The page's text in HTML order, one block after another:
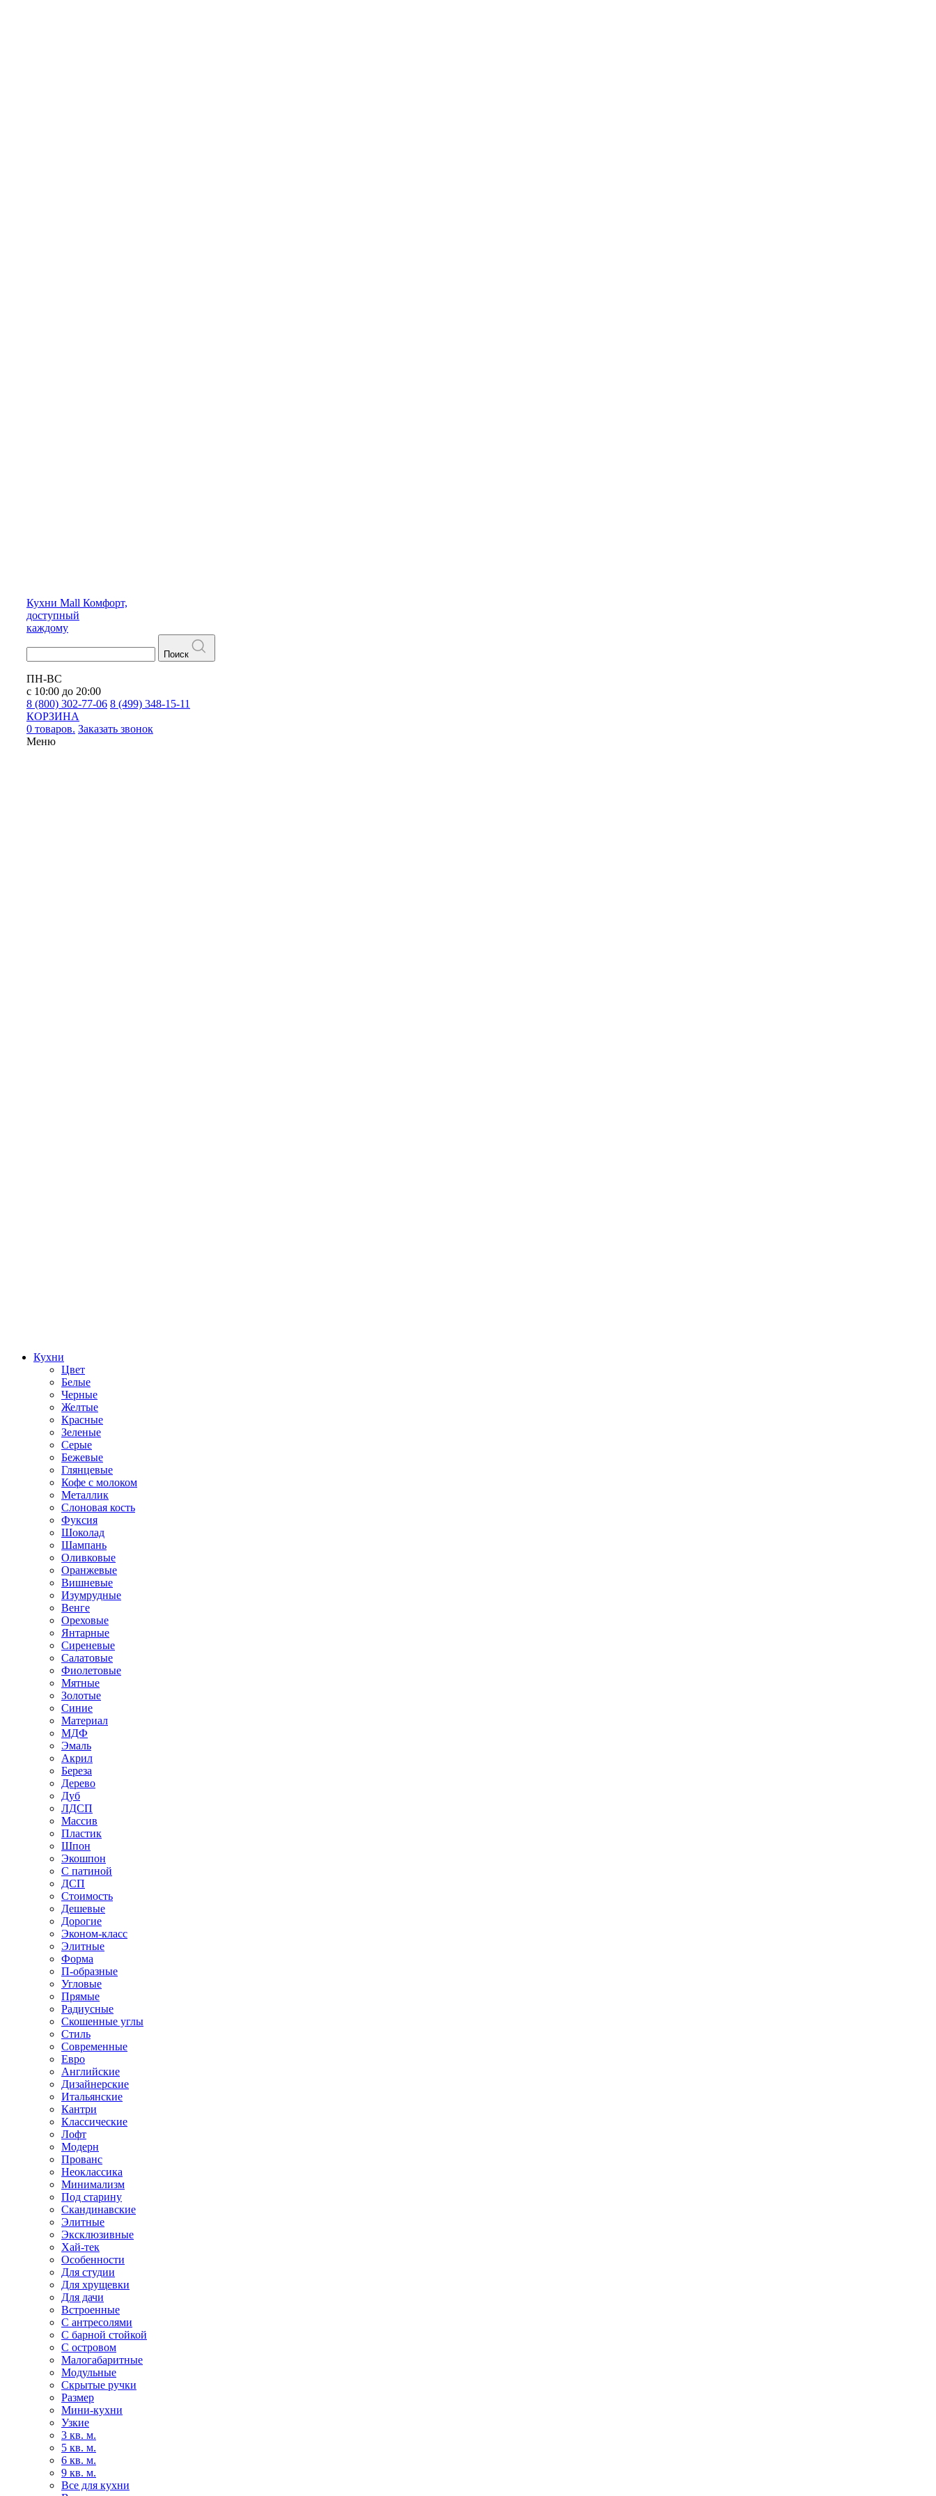
Кухни Mall Комфорт,
доступный
каждому
Поиск
ПН-ВС
с 10:00 до 20:00
8 (800) 302-77-06 8 (499) 348-15-11
КОРЗИНА
0 товаров. Заказать звонок
Меню
Кухни
Цвет
Белые
Черные
Желтые
Красные
Зеленые
Серые
Бежевые
Глянцевые
Кофе с молоком
Металлик
Слоновая кость
Фуксия
Шоколад
Шампань
Оливковые
Оранжевые
Вишневые
Изумрудные
Венге
Ореховые
Янтарные
Сиреневые
Салатовые
Фиолетовые
Мятные
Золотые
Синие
Материал
МДФ
Эмаль
Акрил
Береза
Дерево
Дуб
ЛДСП
Массив
Пластик
Шпон
Экошпон
С патиной
ДСП
Стоимость
Дешевые
Дорогие
Эконом-класс
Элитные
Форма
П-образные
Угловые
Прямые
Радиусные
Скошенные углы
Стиль
Современные
Евро
Английские
Дизайнерские
Итальянские
Кантри
Классические
Лофт
Модерн
Прованс
Неоклассика
Минимализм
Под старину
Скандинавские
Элитные
Эксклюзивные
Хай-тек
Особенности
Для студии
Для хрущевки
Для дачи
Встроенные
С антресолями
С барной стойкой
С островом
Малогабаритные
Модульные
Скрытые ручки
Размер
Мини-кухни
Узкие
3 кв. м.
5 кв. м.
6 кв. м.
9 кв. м.
Все для кухни